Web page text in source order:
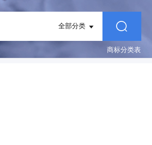
全部分类
商标分类表